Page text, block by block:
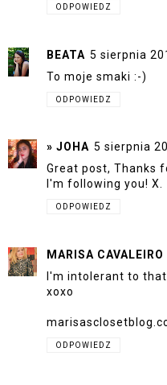
ODPOWIEDZ
BEATA 5 sierpnia
To moje smaki :-)
ODPOWIEDZ
» JOHA 5 sierpnia
Great post, Thanks
I'm following you! X.
ODPOWIEDZ
MARISA CAVALEIRO
I'm intolerant to
xoxo
ODPOWIEDZ